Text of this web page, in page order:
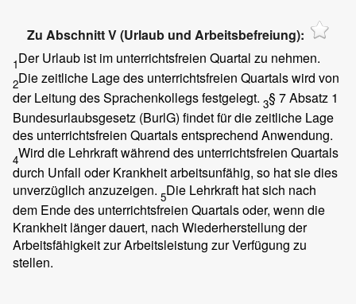
Zu Abschnitt V (Urlaub und Arbeitsbefreiung):
1Der Urlaub ist im unterrichtsfreien Quartal zu nehmen.
2Die zeitliche Lage des unterrichtsfreien Quartals wird von
der Leitung des Sprachenkollegs festgelegt. 3§ 7 Absatz 1
Bundesurlaubsgesetz (BurlG) findet für die zeitliche Lage
des unterrichtsfreien Quartals entsprechend Anwendung.
4Wird die Lehrkraft während des unterrichtsfreien Quartals
durch Unfall oder Krankheit arbeitsunfähig, so hat sie dies
unverzüglich anzuzeigen. 5Die Lehrkraft hat sich nach
dem Ende des unterrichtsfreien Quartals oder, wenn die
Krankheit länger dauert, nach Wiederherstellung der
Arbeitsfähigkeit zur Arbeitsleistung zur Verfügung zu
stellen.